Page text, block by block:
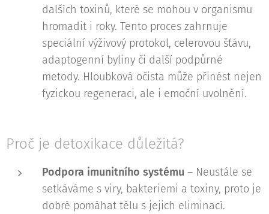
dalších toxinů, které se mohou v organismu
hromadit i roky. Tento proces zahrnuje
speciální výživový protokol, celerovou šťávu,
adaptogenní byliny či další podpůrné
metody. Hloubková očista může přinést nejen
fyzickou regeneraci, ale i emoční uvolnění.
Proč je detoxikace důležitá?
Podpora imunitního systému – Neustále se
setkáváme s viry, bakteriemi a toxiny, proto je
dobré pomáhat tělu s jejich eliminací.